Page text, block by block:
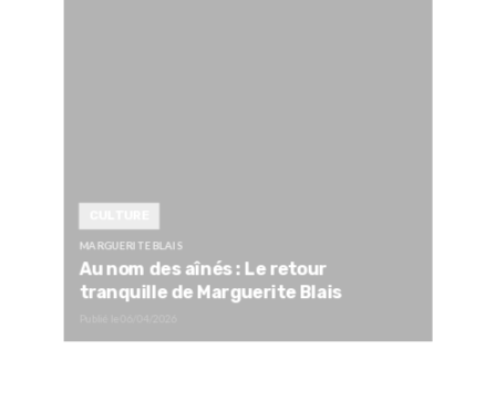
MARGUERITE BLAIS
Au nom des aînés : Le retour
tranquille de Marguerite Blais